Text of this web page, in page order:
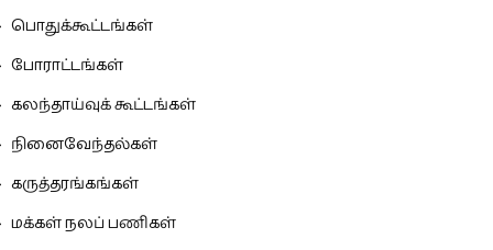
பொதுக்கூட்டங்கள்
போராட்டங்கள்
கலந்தாய்வுக் கூட்டங்கள்
நினைவேந்தல்கள்
கருத்தரங்கங்கள்
மக்கள் நலப் பணிகள்